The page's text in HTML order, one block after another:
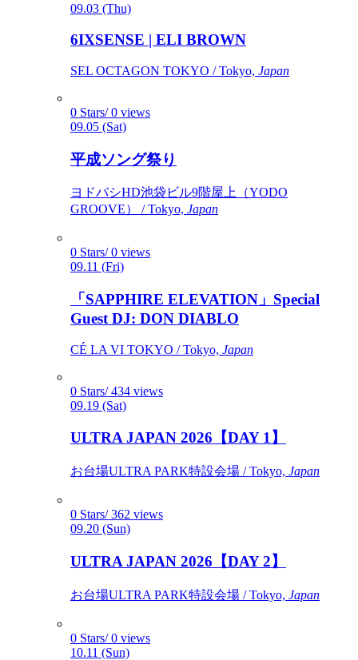
09.03 (Thu)
6IXSENSE | ELI BROWN
SEL OCTAGON TOKYO / Tokyo, Japan
0 Stars/ 0 views
09.05 (Sat)
平成ソング祭り
ヨドバシHD池袋ビル9階屋上（YODO
GROOVE） / Tokyo, Japan
0 Stars/ 0 views
09.11 (Fri)
「SAPPHIRE ELEVATION」Special
Guest DJ: DON DIABLO
CÉ LA VI TOKYO / Tokyo, Japan
0 Stars/ 434 views
09.19 (Sat)
ULTRA JAPAN 2026【DAY 1】
お台場ULTRA PARK特設会場 / Tokyo, Japan
0 Stars/ 362 views
09.20 (Sun)
ULTRA JAPAN 2026【DAY 2】
お台場ULTRA PARK特設会場 / Tokyo, Japan
0 Stars/ 0 views
10.11 (Sun)